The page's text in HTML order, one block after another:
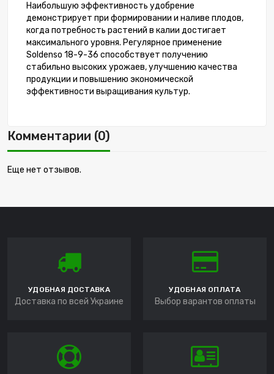
Наибольшую эффективность удобрение
демонстрирует при формировании и наливе плодов,
когда потребность растений в калии достигает
максимального уровня. Регулярное применение
Soldenso 18-9-36 способствует получению
стабильно высоких урожаев, улучшению качества
продукции и повышению экономической
эффективности выращивания культур.
Комментарии (0)
Еще нет отзывов.
УДОБНАЯ ДОСТАВКА
Доставка по всей Украине
УДОБНАЯ ОПЛАТА
Выбор варантов оплаты